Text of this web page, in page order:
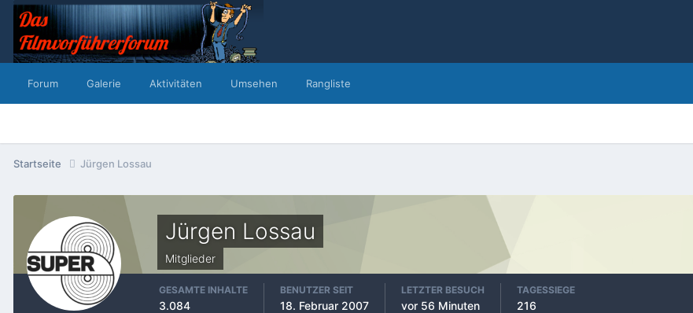
Forum Galerie Aktivitäten Umsehen Rangliste
Startseite Jürgen Lossau
Jürgen Lossau
Mitglieder
GESAMTE INHALTE
3.084
BENUTZER SEIT
18. Februar 2007
LETZTER BESUCH
vor 56 Minuten
TAGESSIEGE
216